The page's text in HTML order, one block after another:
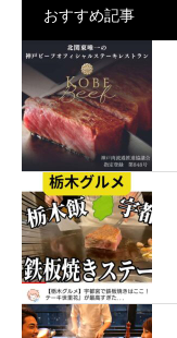
おすすめ記事